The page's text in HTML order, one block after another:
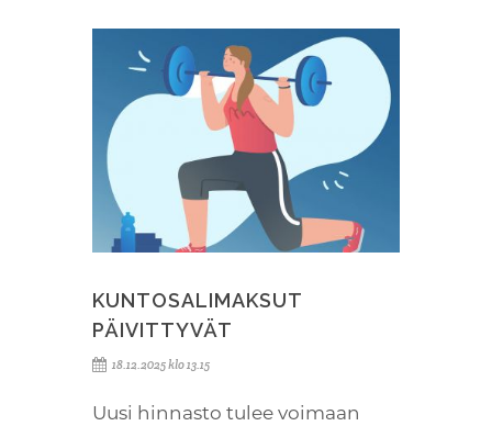
KUNTOSALIMAKSUT
PÄIVITTYVÄT
18.12.2025 klo 13.15
Uusi hinnasto tulee voimaan